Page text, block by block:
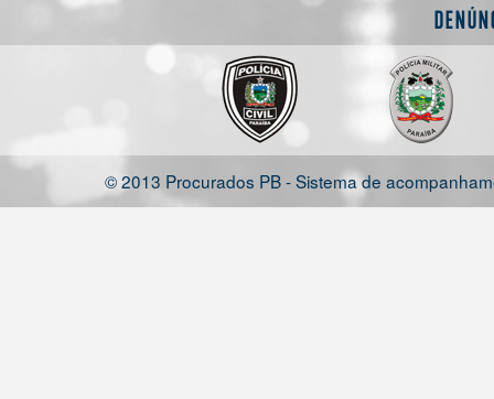
© 2013 Procurados PB - Sistema de